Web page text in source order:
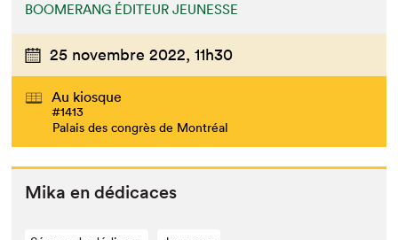
BOOMERANG ÉDITEUR JEUNESSE
25 novembre 2022, 11h30
Au kiosque
#1413
Palais des congrès de Montréal
Mika en dédicaces